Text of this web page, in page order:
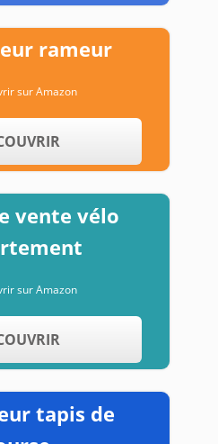
rameur
sur Amazon
vente vélo
sur Amazon
tapis de